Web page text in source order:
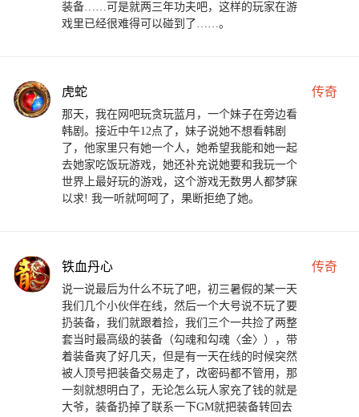
装备……可是就两三年功夫吧，这样的玩家在游
戏里已经很难得可以碰到了……。
虎蛇 传奇
那天，我在网吧玩贪玩蓝月，一个妹子在旁边看
韩剧。接近中午12点了，妹子说她不想看韩剧
了，他家里只有她一个人，她希望我能和她一起
去她家吃饭玩游戏，她还补充说她要和我玩一个
世界上最好玩的游戏，这个游戏无数男人都梦寐
以求! 我一听就呵呵了，果断拒绝了她。
铁血丹心 传奇
说一说最后为什么不玩了吧，初三暑假的某一天
我们几个小伙伴在线，然后一个大号说不玩了要
扔装备，我们就跟着捡，我们三个一共捡了两整
套当时最高级的装备（勾魂和勾魂〈金〉），带
着装备爽了好几天，但是有一天在线的时候突然
被人顶号把装备交易走了，改密码都不管用，那
一刻就想明白了，无论怎么玩人家充了钱的就是
大爷，装备扔掉了联系一下GM就把装备转回去